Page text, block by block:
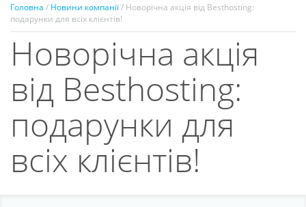
Хостинг
Домени
VPN
Партнерство
Підтримка
Головна / Новини компанії/ Новорічна акція від Besthosting:
подарунки для всіх клієнтів!
Новорічна акція
від Besthosting:
подарунки для
всіх клієнтів!